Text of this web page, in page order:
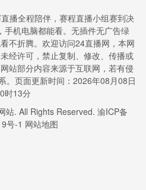
播全程陪伴，赛程直播小组赛到决
机电脑都能看。无插件无广告绿
不折腾。欢迎访问24直播网，本网
经许可，禁止复制、修改、传播或
站部分内容来源于互联网，若有侵
。页面更新时间：2026年08月08日
时13分
站. All Rights Reserved. 渝ICP备
号-1 网站地图